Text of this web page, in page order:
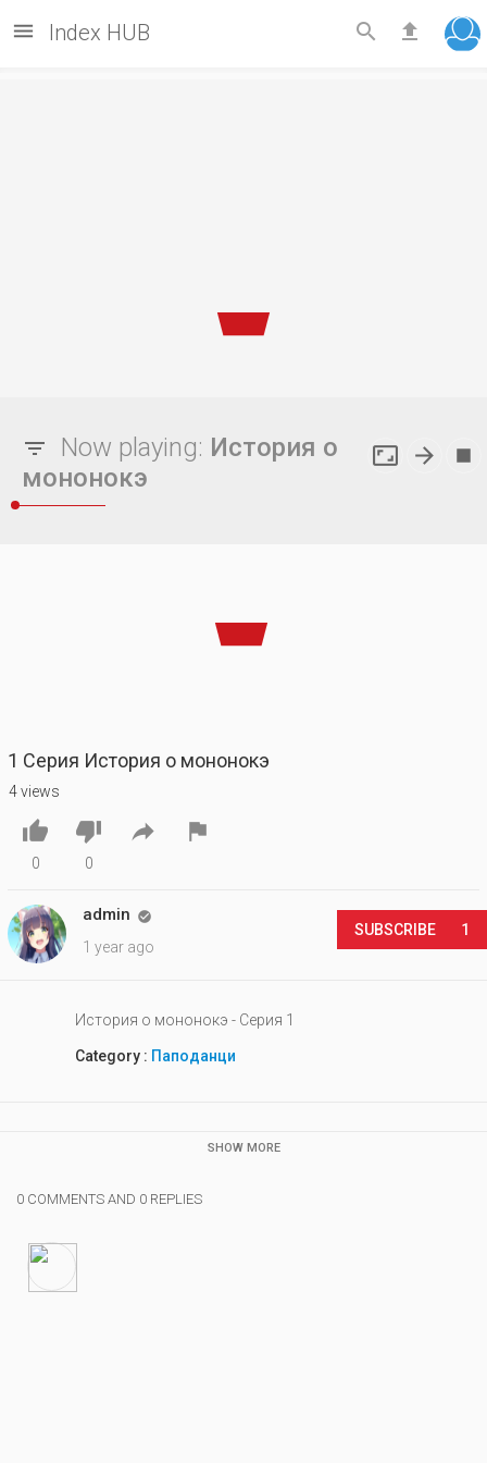
 Index HUB  
Now playing: История о
мононокэ
  
1 Серия История о мононокэ
4 views

0

0
 
admin 
1 year ago
SUBSCRIBE 1
История о мононокэ - Серия 1
Category : Паподанци
SHOW MORE
0 COMMENTS AND 0 REPLIES